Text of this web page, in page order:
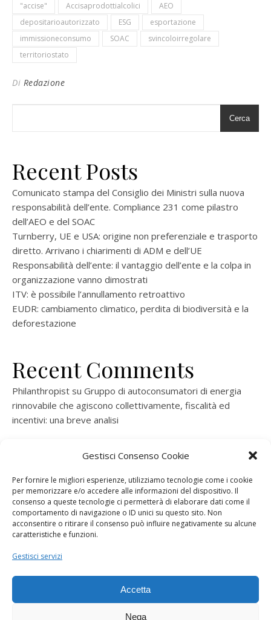
Gestisci Consenso Cookie
Per fornire le migliori esperienze, utilizziamo tecnologie come i cookie
per memorizzare e/o accedere alle informazioni del dispositivo. Il
consenso a queste tecnologie ci permetterà di elaborare dati come il
comportamento di navigazione o ID unici su questo sito. Non
acconsentire o ritirare il consenso può influire negativamente su alcune
caratteristiche e funzioni.
Gestisci servizi
Accetta
Nega
"accise" Accisaprodottialcolici
AEO
depositarioautorizzato
ESG
esportazione
immissioneconsumo
SOAC
svincoloirregolare
territoriostato
Di Redazione
Cerca
Recent Posts
Comunicato stampa del Consiglio dei Ministri sulla nuova
responsabilità dell’ente. Compliance 231 come pilastro
dell’AEO e del SOAC
Turnberry, UE e USA: origine non preferenziale e trasporto
diretto. Arrivano i chiarimenti di ADM e dell’UE
Responsabilità dell’ente: il vantaggio dell’ente e la colpa in
organizzazione vanno dimostrati
ITV: è possibile l’annullamento retroattivo
EUDR: cambiamento climatico, perdita di biodiversità e la
deforestazione
Recent Comments
Philanthropist su Gruppo di autoconsumatori di energia
rinnovabile che agiscono collettivamente, fiscalità ed
incentivi: una breve analisi
rinnovabile che agiscono collettivamente, fiscalità ed
ramatogelsuGruppo di autoconsumatori di energia
rinnovabile che agiscono collettivamente, fiscalità ed
incentivi: una breve analisi
consorzio per la produzione di energia elettrica